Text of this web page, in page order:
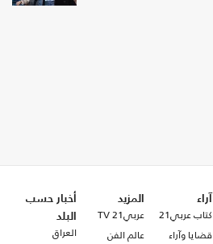
آراء
كتاب عربي21
قضايا وآراء
المزيد
عربي21 TV
عالم الفن
أخبار حسب
البلد
العراق